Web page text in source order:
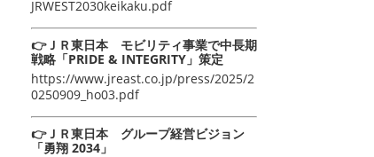
JRWEST2030keikaku.pdf
👉ＪＲ東日本 モビリティ事業で中長期
戦略「PRIDE & INTEGRITY」策定
https://www.jreast.co.jp/press/2025/2
0250909_ho03.pdf
👉ＪＲ東日本 グループ経営ビジョン
「勇翔 2034」